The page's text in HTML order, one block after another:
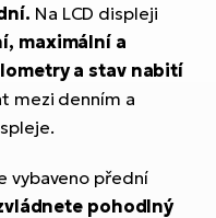
Na LCD displeji
maximální a
a stav nabití
mezi denním a
vybaveno přední
pohodlný